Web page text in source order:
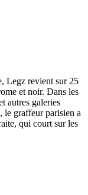
Legz revient sur 25
et noir. Dans les
autres galeries
le graffeur parisien a
qui court sur les